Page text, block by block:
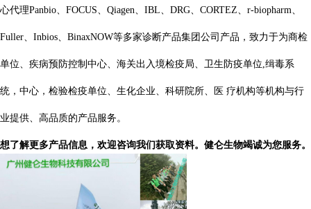
心代理Panbio、FOCUS、Qiagen、IBL、DRG、CORTEZ、r-biopharm、
Fuller、Inbios、BinaxNOW等多家诊断产品集团公司产品，致力于为商检
单位、疾病预防控制中心、海关出入境检疫局、卫生防疫单位,缉毒系
统，中心，检验检疫单位、生化企业、科研院所、医 疗机构等机构与行
业提供、高品质的产品服务。
想了解更多产品信息，欢迎咨询我们获取资料。健仑生物竭诚为您服务。